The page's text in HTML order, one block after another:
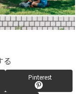
る
Pinterest